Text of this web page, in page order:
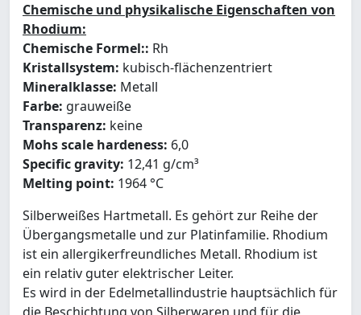
Chemische und physikalische Eigenschaften von
Rhodium:
Chemische Formel:: Rh
Kristallsystem: kubisch-flächenzentriert
Mineralklasse: Metall
Farbe: grauweiße
Transparenz: keine
Mohs scale hardeness: 6,0
Specific gravity: 12,41 g/cm³
Melting point: 1964 °C
Silberweißes Hartmetall. Es gehört zur Reihe der
Übergangsmetalle und zur Platinfamilie. Rhodium
ist ein allergikerfreundliches Metall. Rhodium ist
ein relativ guter elektrischer Leiter.
Es wird in der Edelmetallindustrie hauptsächlich für